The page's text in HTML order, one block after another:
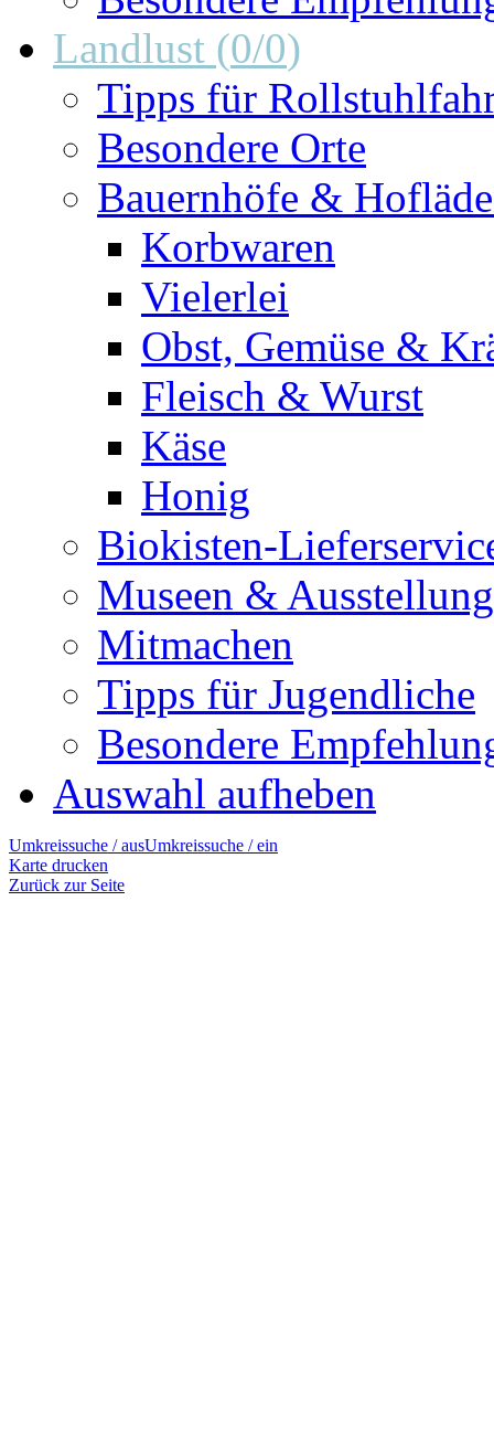
Landlust (0/0)
Tipps für
Besondere Orte
Bauernhöfe &
Korbwaren
Vielerlei
Obst, Gemüse &
Fleisch & Wurst
Käse
Honig
Biokisten-
Museen &
Mitmachen
Tipps für Jugendliche
Besondere
Auswahl aufheben
Umkreissuche / ausUmkreissuche / ein
Karte drucken
Zurück zur Seite